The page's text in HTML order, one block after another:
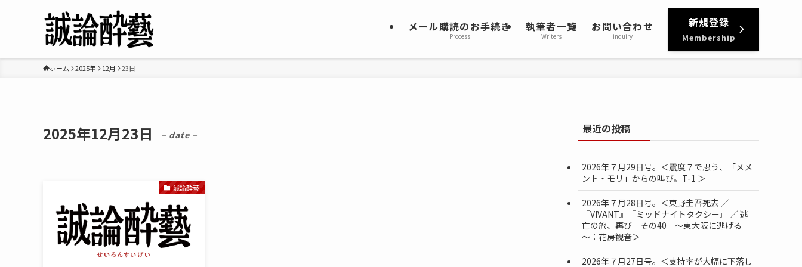
メール購読のお手続き
Process
執筆者一覧
Writers
お問い合わせ
inquiry
新規登録
Membership
ホーム 2025年 12月 23日
2025年12月23日 – date –
誠論酔藝
最近の投稿
2026年７月29日号。＜震度７で思う、「メメ
ント・モリ」からの叫び。T-1 ＞
2026年７月28日号。＜東野圭吾死去 ／
『VIVANT』『ミッドナイトタクシー』 ／ 逃
亡の旅、再び その40 ～東大阪に逃げる
～：花房観音＞
2026年７月27日号。＜支持率が大幅に下落し